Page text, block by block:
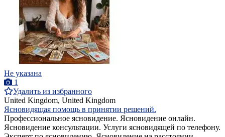
Не указана
1
Удалить из избранного
United Kingdom, United Kingdom
Ясновидящая помощь в принятии решений.
Профессиональное ясновидение. Ясновидение онлайн.
Ясновидение консультации. Услуги ясновидящей по телефону.